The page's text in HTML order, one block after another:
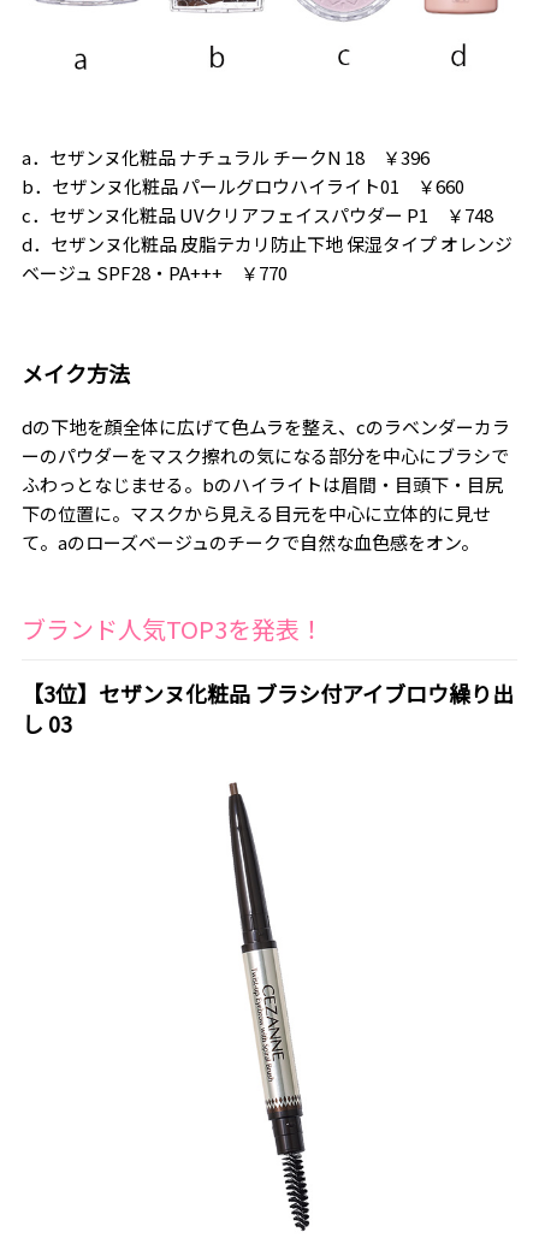
a．セザンヌ化粧品 ナチュラル チークN 18 ￥396
b．セザンヌ化粧品 パールグロウハイライト01 ￥660
c．セザンヌ化粧品 UVクリアフェイスパウダー P1 ￥748
d．セザンヌ化粧品 皮脂テカリ防止下地 保湿タイプ オレンジ
ベージュ SPF28・PA+++ ￥770
メイク方法
dの下地を顔全体に広げて色ムラを整え、cのラベンダーカラ
ーのパウダーをマスク擦れの気になる部分を中心にブラシで
ふわっとなじませる。bのハイライトは眉間・目頭下・目尻
下の位置に。マスクから見える目元を中心に立体的に見せ
て。aのローズベージュのチークで自然な血色感をオン。
ブランド人気TOP3を発表！
【3位】セザンヌ化粧品 ブラシ付アイブロウ繰り出
し 03